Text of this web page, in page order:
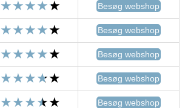
Besøg webshop
Besøg webshop
Besøg webshop
Besøg webshop
Besøg webshop